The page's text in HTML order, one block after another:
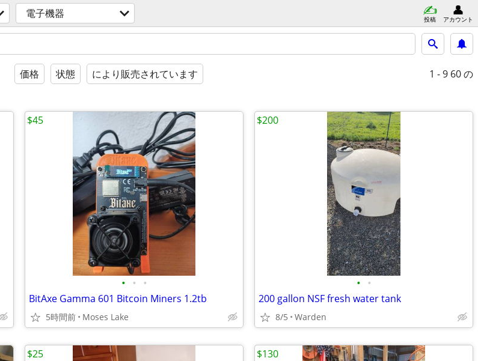
電子機器 投稿 アカウント
価格 状態 により販売されています 1 - 9 60 の
• • •
BitAxe Gamma 601 Bitcoin Miners 1.2tb
5時間前 Moses Lake
$45
• •
200 gallon NSF fresh water tank
8/5 Warden
$200
$25 $130